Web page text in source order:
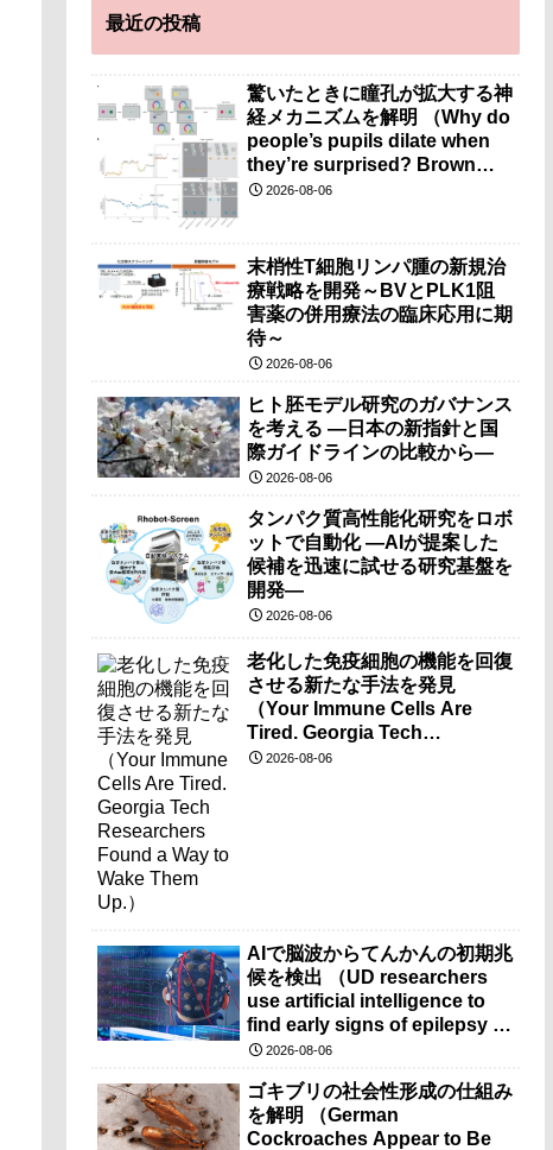
最近の投稿
驚いたときに瞳孔が拡大する神
経メカニズムを解明 （Why do
people’s pupils dilate when
they’re surprised? Brown
researchers explain）
2026-08-06
末梢性T細胞リンパ腫の新規治
療戦略を開発～BVとPLK1阻
害薬の併用療法の臨床応用に期
待～
2026-08-06
ヒト胚モデル研究のガバナンス
を考える ―日本の新指針と国
際ガイドラインの比較から―
2026-08-06
タンパク質高性能化研究をロボ
ットで自動化 ―AIが提案した
候補を迅速に試せる研究基盤を
開発―
2026-08-06
老化した免疫細胞の機能を回復
させる新たな手法を発見
（Your Immune Cells Are
Tired. Georgia Tech
Researchers Found a Way to
2026-08-06
AIで脳波からてんかんの初期兆
候を検出 （UD researchers
use artificial intelligence to
find early signs of epilepsy in
brain-wave recordings）
2026-08-06
ゴキブリの社会性形成の仕組み
を解明 （German
Cockroaches Appear to Be